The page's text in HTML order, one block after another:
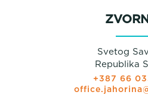
Svetog
Republika
+387 66